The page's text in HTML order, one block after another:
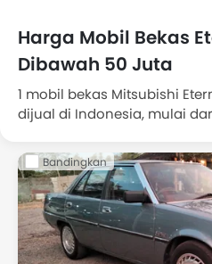
Harga Mobil Bekas
Dibawah 50 Juta
1 mobil bekas Mitsubishi
dijual di Indonesia, mulai
50 Juta bekas di Indonesia,
harga, fitur, foto dan
Eterna Dibawah 50 Juta
Daftar harga Harga
Dibawah 50 Juta
Bandingkan